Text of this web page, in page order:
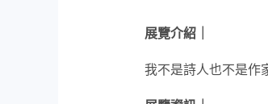
展覽介紹｜
我不是詩人也不是作